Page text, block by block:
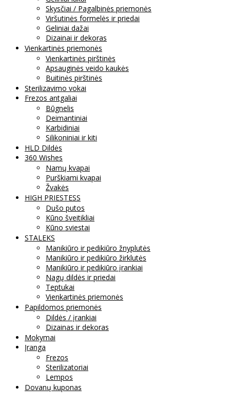
Skysčiai / Pagalbinės priemonės
Viršutinės formelės ir priedai
Geliniai dažai
Dizainai ir dekoras
Vienkartinės priemonės
Vienkartinės pirštinės
Apsauginės veido kaukės
Buitinės pirštinės
Sterilizavimo vokai
Frezos antgaliai
Būgnelis
Deimantiniai
Karbidiniai
Silikoniniai ir kiti
HLD Dildės
360 Wishes
Namų kvapai
Purškiami kvapai
Žvakės
HIGH PRIESTESS
Dušo putos
Kūno šveitikliai
Kūno sviestai
STALEKS
Manikiūro ir pedikiūro žnyplutės
Manikiūro ir pedikiūro žirklutės
Manikiūro ir pedikiūro įrankiai
Nagų dildės ir priedai
Teptukai
Vienkartinės priemonės
Papildomos priemonės
Dildės / įrankiai
Dizainas ir dekoras
Mokymai
Įranga
Frezos
Sterilizatoriai
Lempos
Dovanų kuponas